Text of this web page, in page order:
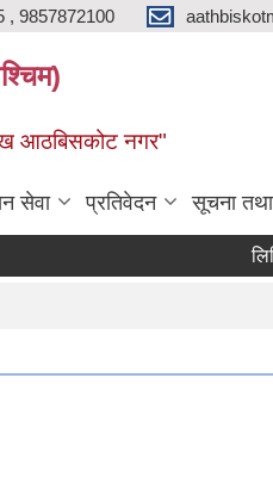
, 9857872100
आठबिसकोट नगर"
सेवा प्रतिवेदन सूचना
लिखित